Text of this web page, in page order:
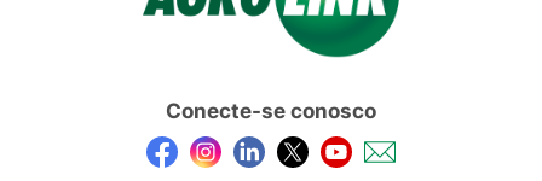
Conecte-se conosco